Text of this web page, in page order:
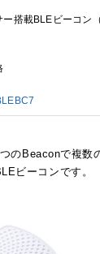
搭載BLEビーコン
のBeaconで複数
ビーコンです。